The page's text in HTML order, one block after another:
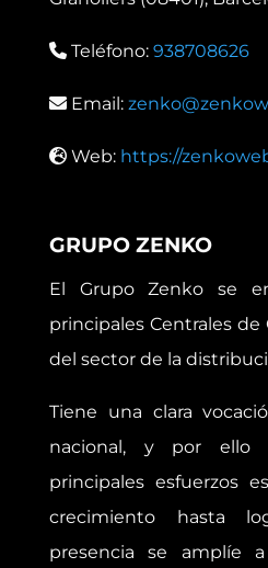
Teléfono: 938708626
Email:
Web: https://
GRUPO ZENKO
El Grupo Zenko se
principales Centrales de
del sector de la
Tiene una clara
nacional, y por ello
principales esfuerzos
crecimiento hasta
presencia se amplíe